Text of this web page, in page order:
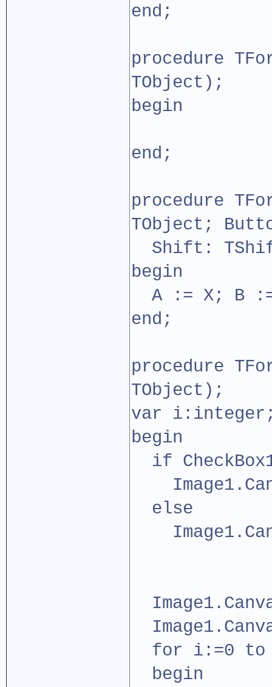
end;
procedure
TObject);
begin
end;
procedure
TObject;
Shift:
begin
A := X; B
end;
procedure
TObject);
var i:integer;
begin
if
else
for i:=0 to
begin